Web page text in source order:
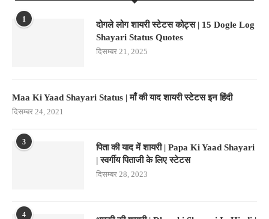
1
दोगले लोग शायरी स्टेटस कोट्स | 15 Dogle Log
Shayari Status Quotes
दिसम्बर 21, 2025
Maa Ki Yaad Shayari Status | माँ की याद शायरी स्टेटस इन हिंदी
दिसम्बर 24, 2021
3
पिता की याद में शायरी | Papa Ki Yaad Shayari
| स्वर्गीय पिताजी के लिए स्टेटस
दिसम्बर 28, 2023
4